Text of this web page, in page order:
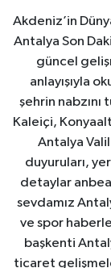
Akdeniz’in
Antalya Son
güncel
anlayışıyla
şehrin
Kaleiçi,
Antalya
duyuruları,
detaylar
sevdamız
ve spor
başkenti
ticaret